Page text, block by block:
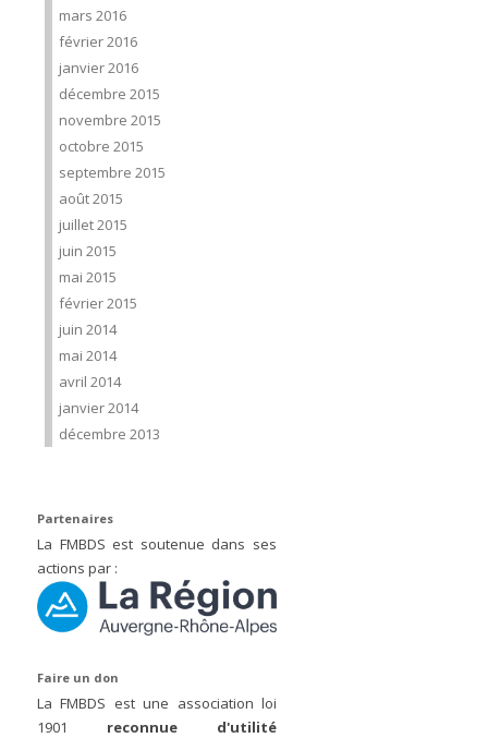
mars 2016
février 2016
janvier 2016
décembre 2015
novembre 2015
octobre 2015
septembre 2015
août 2015
juillet 2015
juin 2015
mai 2015
février 2015
juin 2014
mai 2014
avril 2014
janvier 2014
décembre 2013
Partenaires
La FMBDS est soutenue dans ses
actions par :
Faire un don
La FMBDS est une association loi
1901 reconnue d'utilité